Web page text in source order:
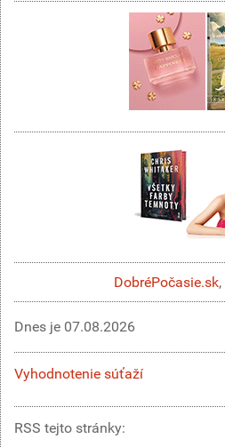
DobréPočasie.sk,
Dnes je 07.08.2026
Vyhodnotenie súťaží
RSS tejto stránky: